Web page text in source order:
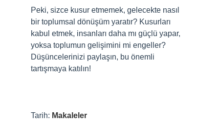
Peki, sizce kusur etmemek, gelecekte nasıl
bir toplumsal dönüşüm yaratır? Kusurları
kabul etmek, insanları daha mı güçlü yapar,
yoksa toplumun gelişimini mi engeller?
Düşüncelerinizi paylaşın, bu önemli
tartışmaya katılın!
Tarih: Makaleler